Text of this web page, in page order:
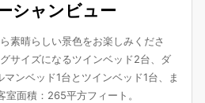
シャンビュー
素晴らしい景色をお楽しみくださ
サイズになるツインベッド2台、ダ
ンベッド1台とツインベッド1台、ま
面積：265平方フィート。